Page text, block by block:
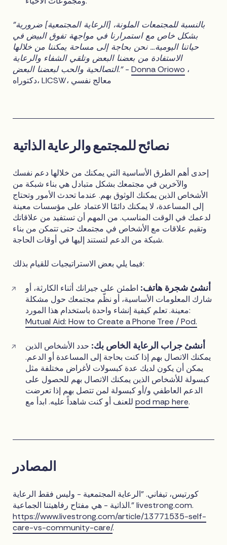
"بالنسبة للمجتمعات الملونة، [الرعاية المجتمعية] ضرورية
بشكل خاص مع استمرارنا في مواجهة تفوق البيض في
حياتنا اليومية... نحن بحاجة إلى مساحة يمكننا من خلالها
الاستفادة من بعضنا البعض وتلقي الشفاء والرعاية
التصالحية والحب لبعضنا البعض."-Donna Oriowo ،
دكتوراه، LICSW، معالج نفسي
نصائح للمجتمع والرعاية الذاتية
إحدى أهم الطرق الأساسية التي يمكنك من خلالها دعم نفسك
والآخرين في مجتمعك بشكل متبادل هي بناء شبكة من
الأشخاص الذين يمكنك الوثوق بهم. عندما تحدث الأمور وتحتاج
إلى المساعدة، لا يمكنك دائمًا الاعتماد على مؤسسات معينة
لدعمك في الوقت المناسب. من المهم أن تستفيد من علاقاتك
وتقيم علاقات مع الأشخاص في مجتمعك حتى تتمكن من بناء
شبكة من الدعم لتستند إليها في أوقات الحاجة.
فيما يلي بعض الاستراتيجيات للقيام بذلك:
أنشئ شجرة هاتف: اطمئن على جيرانك أثناء الكارثة، أو
شارك المعلومات الأساسية، أو نظّم مجتمعك حول مشكلة
معينة. تعلم كيفية إنشاء واحدة باستخدام هذا المورد:
Mutual Aid: How to Create a Phone Tree / Pod.
أنشئ جراب الرعاية الخاص بك: حدد الأشخاص الذين
يمكنك الاتصال بهم إذا كنت بحاجة إلى المساعدة أو الدعم.
يمكن أن يكون لديك عدة كبسولات لأغراض مختلفة مثل
كبسولة للأشخاص الذين يمكنك الاتصال بهم للحصول على
الدعم العاطفي و/أو كبسولة لمن تتصل بهم إذا تعرضت
للعنف أو كنت شاهداً عليه. ابدأ معpod map here.
المصادر
كورتيس، تيفاني. "الرعاية المجتمعية - وليس فقط الرعاية
الذاتية - هي مفتاح رفاهيتنا الجماعية." livestrong.com.
https://www.livestrong.com/article/13771535-self-
care-vs-community-care/.